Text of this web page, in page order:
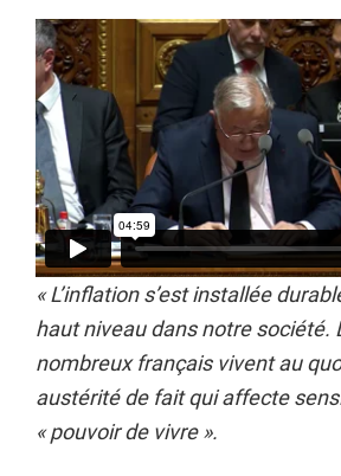
« L’inflation s’est installée
haut niveau dans notre société.
nombreux français vivent au
austérité de fait qui affecte
« pouvoir de vivre ».